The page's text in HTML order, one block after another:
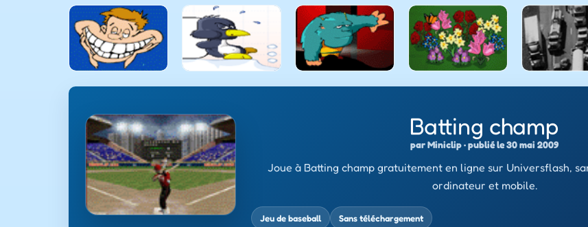
Batting champ
par Miniclip · publié le 30 mai 2009
Joue à Batting champ gratuitement en ligne sur Universflash,
ordinateur et mobile.
Jeu de baseball Sans téléchargement